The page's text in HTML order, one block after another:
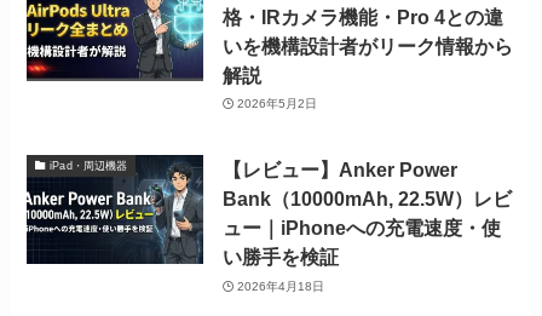
格・IRカメラ機能・Pro 4との違
いを機構設計者がリーク情報から
解説
2026年5月2日
iPad・周辺機器
【レビュー】Anker Power
Bank（10000mAh, 22.5W）レビ
ュー｜iPhoneへの充電速度・使
い勝手を検証
2026年4月18日